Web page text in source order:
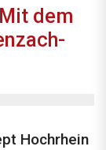
dem
Hochrhein